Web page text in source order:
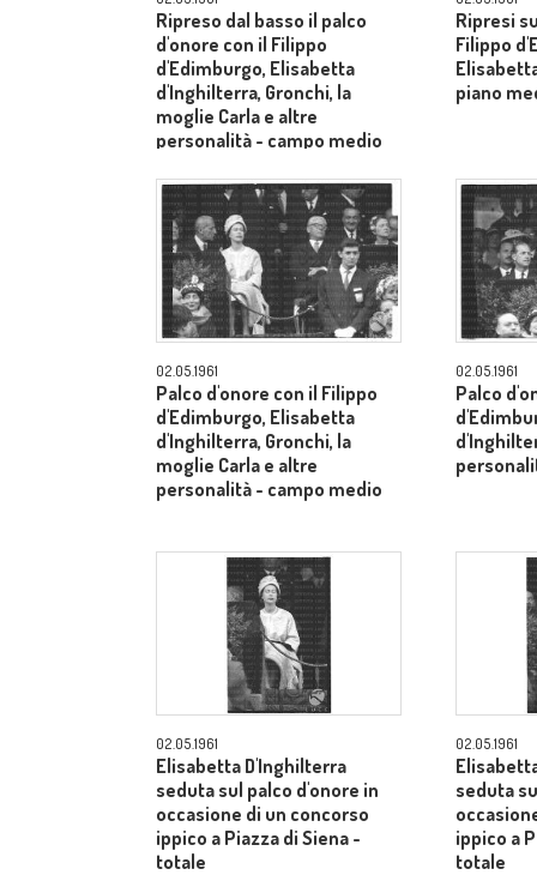
Ripreso dal basso il palco
d'onore con il Filippo
d'Edimburgo, Elisabetta
d'Inghilterra, Gronchi, la
moglie Carla e altre
personalità - campo medio
Ripresi
Filippo
piano
02.05.1961
Palco d'onore con il Filippo
d'Edimburgo, Elisabetta
d'Inghilterra, Gronchi, la
moglie Carla e altre
personalità - campo medio
02.05.1961
Palco
02.05.1961
Elisabetta D'Inghilterra
seduta sul palco d'onore in
occasione di un concorso
ippico a Piazza di Siena -
totale
02.05.1961
seduta
ippico a
totale